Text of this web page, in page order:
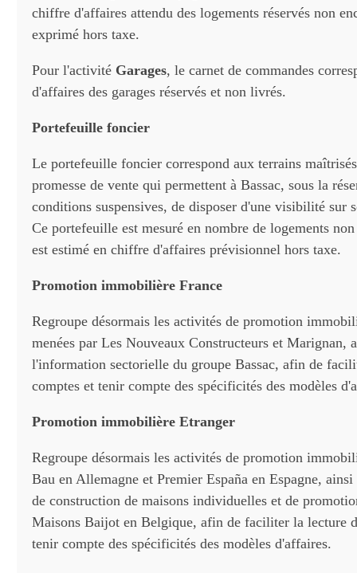
chiffre d'affaires attendu des logements réservés non
exprimé hors taxe.
Pour l'activité Garages, le carnet de commandes
d'affaires des garages réservés et non livrés.
Portefeuille foncier
Le portefeuille foncier correspond aux terrains
promesse de vente qui permettent à Bassac, sous la
conditions suspensives, de disposer d'une visibilité sur
Ce portefeuille est mesuré en nombre de logements
est estimé en chiffre d'affaires prévisionnel hors taxe.
Promotion immobilière France
Regroupe désormais les activités de promotion
menées par Les Nouveaux Constructeurs et Marignan,
l'information sectorielle du groupe Bassac, afin de
comptes et tenir compte des spécificités des modèles
Promotion immobilière Etranger
Regroupe désormais les activités de promotion
Bau en Allemagne et Premier España en Espagne,
de construction de maisons individuelles et de
Maisons Baijot en Belgique, afin de faciliter la lecture
tenir compte des spécificités des modèles d'affaires.